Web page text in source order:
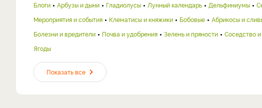
Блоги Арбузы и дыни Гладиолусы Лунный календарь Дельфиниумы
Мероприятия и события
Клематисы и княжики Бобовые Абрикосы и
Болезни и вредители
Почва и удобрения Зелень и пряности Соседство
Ягоды
Показать все